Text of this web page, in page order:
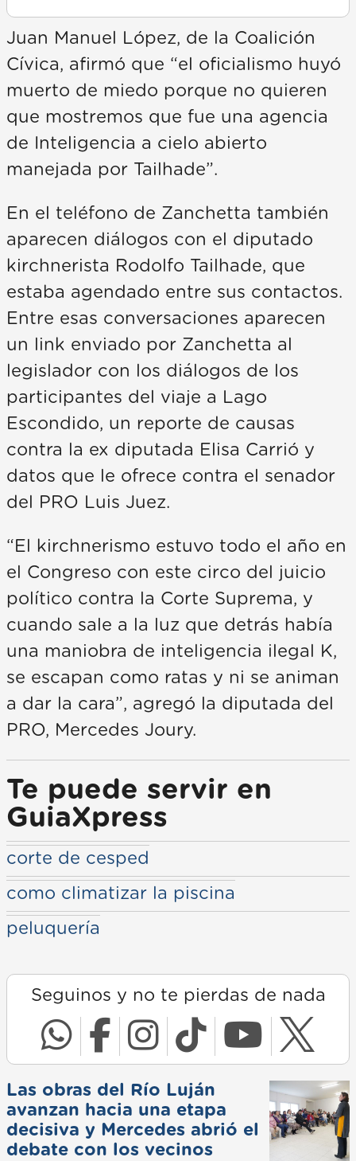
Juan Manuel López, de la Coalición
Cívica, afirmó que “el oficialismo huyó
muerto de miedo porque no quieren
que mostremos que fue una agencia
de Inteligencia a cielo abierto
manejada por Tailhade”.
En el teléfono de Zanchetta también
aparecen diálogos con el diputado
kirchnerista Rodolfo Tailhade, que
estaba agendado entre sus contactos.
Entre esas conversaciones aparecen
un link enviado por Zanchetta al
legislador con los diálogos de los
participantes del viaje a Lago
Escondido, un reporte de causas
contra la ex diputada Elisa Carrió y
datos que le ofrece contra el senador
del PRO Luis Juez.
“El kirchnerismo estuvo todo el año en
el Congreso con este circo del juicio
político contra la Corte Suprema, y
cuando sale a la luz que detrás había
una maniobra de inteligencia ilegal K,
se escapan como ratas y ni se animan
a dar la cara”, agregó la diputada del
PRO, Mercedes Joury.
Te puede servir en
GuiaXpress
corte de cesped
como climatizar la piscina
peluquería
Seguinos y no te pierdas de nada
Las obras del Río Luján
avanzan hacia una etapa
decisiva y Mercedes abrió el
debate con los vecinos